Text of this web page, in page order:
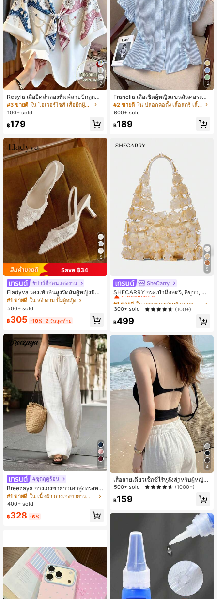
7
Resyla เสื้อยืดลำลองพิมพ์ลายปักลูกปัด
รูปโบว์ขนาดใหญ่สำหรับผู้หญิง
#3 ขายดี
ใน โอเวอร์ไซส์ เสื้อยืดผู้หญิง
100+ sold
฿179
5
Save ฿34
#ปาร์ตี้ก่อนแต่งงาน
Eladyva รองเท้าส้นสูงรัดส้นผู้หญิงมีดอ
กไม้ประดับตาข่ายเสริมและสามารถสว
มได้สองแบบ ส้นสูง 7 ซม. รูปแบบโรมัน
หรูหรา ส้นเข็ม ลุคเทพนิยาย
#1 ขายดี ใน สง่างาม ปั๊มผู้หญิง
500+ sold
฿305 -10% 2 วันสุดท้าย
11
#ชุดฤดูร้อน
Breezaya กางเกงขายาวเอวสูงทรงหล
วมขาบานสำหรับผู้หญิง สีขาวเรียบหรูส
ไตล์ชิค เหมาะสำหรับใส่เที่ยวทะเล วันห
ยโอกาสในชีวิตประจำวัน
#1 ขายดี
ใน เนื้อผ้า กางเกงขายาวลำลองผ้า
400+ sold
฿328 -6%
12
Franclia เสื้อเชิ้ตผู้หญิงแขนสั้นคอระบา
ยกระดุมเดี่ยวลายทาง
#2 ขายดี
ใน ปลอกคอตั้ง เสื้อสตรี เสื้อเบลาส์ & Tee
600+ sold
฿189
5
SheCarry
SHECARRY กระเป๋าถือสตรี, สีขาว, แฟ
ชั่น, สง่างาม, วันหยุด, งานปาร์ตี้
#1 ขายดี
เกือบหมดแล้ว!
#1 ขายดี
เกือบหมดแล้ว!
#1 ขายดี
เกือบหมดแล้ว!
#1 ขายดี
ใน บรรยากาศฤดูร้อน กระเป๋าหูหิ้วด้านบนผู้หญิง
เกือบหมดแล้ว!
300+ sold (100+)
฿499
4
เสื้อสายเดี่ยวเซ็กซี่ไร้หลังสำหรับผู้หญิง
พร้อมบราแบบมีฟองน้ำ, เสื้อกล้ามแขน
500+ sold (1000+)
฿159